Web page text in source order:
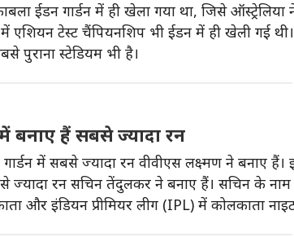
ईडन गार्डन में ही खेला गया था, जिसे ऑस्ट्रेलिया
एशियन टेस्ट चैंपियनशिप भी ईडन में ही खेली गई थी।
पुराना स्टेडियम भी है।
बनाए हैं सबसे ज्यादा रन
में सबसे ज्यादा रन वीवीएस लक्ष्मण ने बनाए
ज्यादा रन सचिन तेंदुलकर ने बनाए हैं। सचिन के नाम
और इंडियन प्रीमियर लीग (IPL) में कोलकाता नाइट